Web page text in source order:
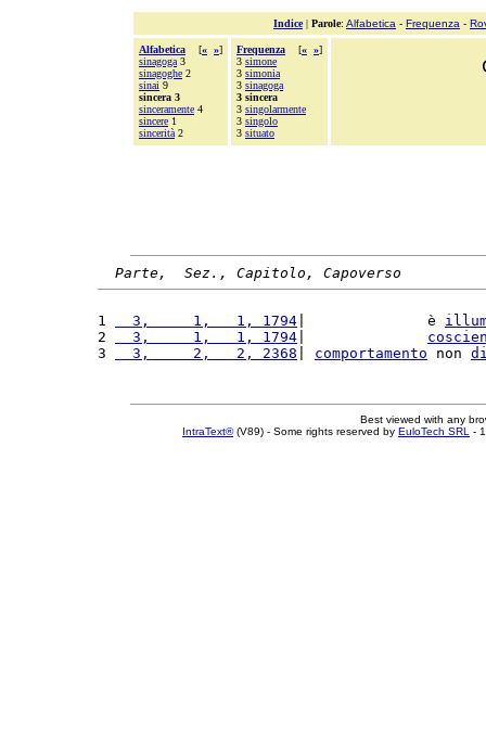
Indice| Parole: Alfabetica - Frequenza -
Alfabetica [« »]
sinagoga 3
sinagoghe 2
sinai 9
sincera 3
sinceramente 4
sincere 1
sincerità 2
Frequenza [« »]
3 simone
3 simonia
3 sinagoga
3 sincera
3 singolarmente
3 singolo
3 situato
Parte,  Sez., Capitolo, Capoverso
1
  3,     1,   1, 1794
|              è
2
  3,     1,   1, 1794
3
  3,     2,   2, 2368
comportamento non
Best viewed with any
IntraText®(V89) - Some rights reserved by EuloTech SRL -